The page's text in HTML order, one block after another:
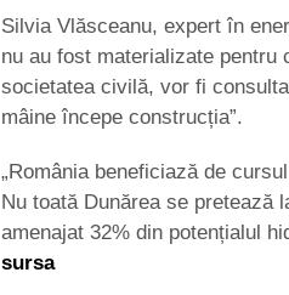
Silvia Vlăsceanu, expert în
nu au fost materializate
societatea civilă, vor fi
mâine începe construcția”.
„România beneficiază de
Nu toată Dunărea se pretează
amenajat 32% din potențialul
sursa